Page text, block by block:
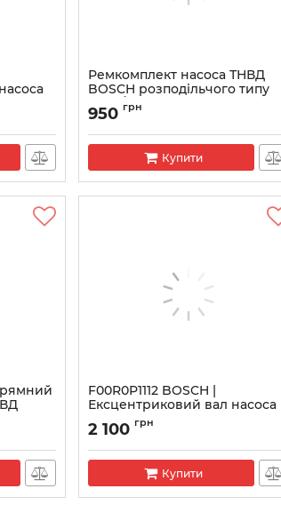
Ремкомплект насоса ТНВД
BOSCH розподільчого типу
VP29/30
Артикул:
950 грн
Купити
F00R0P1112 BOSCH |
Ексцентриковий вал насоса
Артикул: F00R0P1112
2 100 грн
Купити